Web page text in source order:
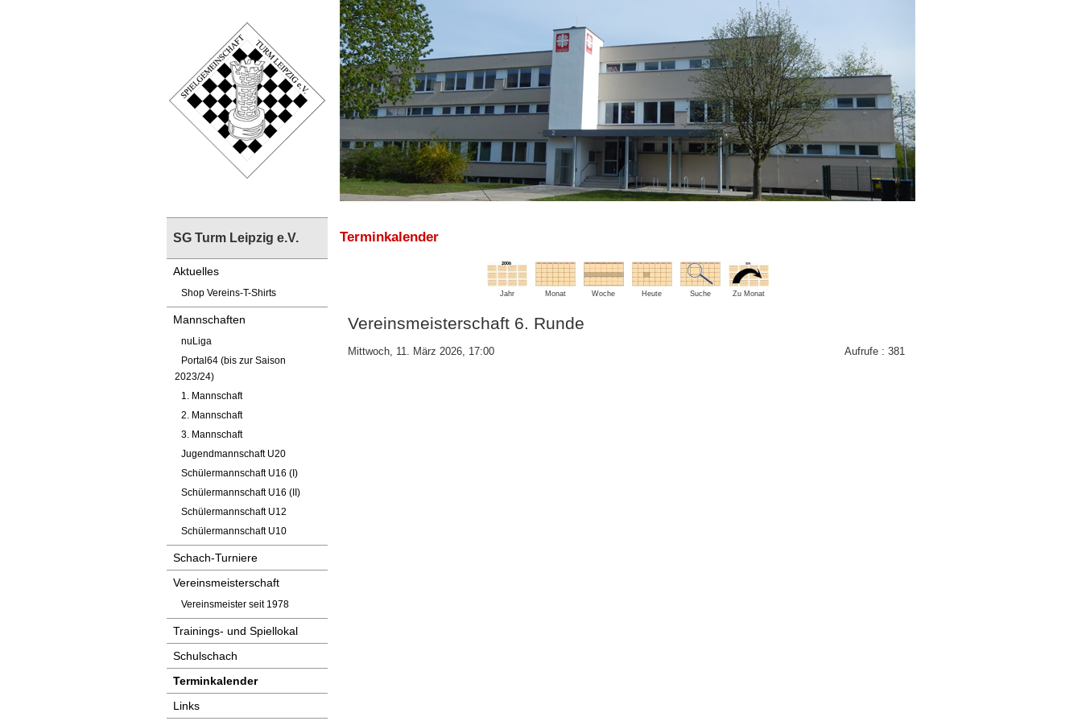
SG Turm Leipzig e.V.
Aktuelles
Shop Vereins-T-Shirts
Mannschaften
nuLiga
Portal64 (bis zur Saison
2023/24)
1. Mannschaft
2. Mannschaft
3. Mannschaft
Jugendmannschaft U20
Schülermannschaft U16 (I)
Schülermannschaft U16 (II)
Schülermannschaft U12
Schülermannschaft U10
Schach-Turniere
Vereinsmeisterschaft
Vereinsmeister seit 1978
Trainings- und Spiellokal
Schulschach
Terminkalender
Links
Terminkalender
Jahr Monat Woche Heute Suche Zu Monat
Vereinsmeisterschaft 6. Runde
Mittwoch, 11. März 2026, 17:00 Aufrufe : 381